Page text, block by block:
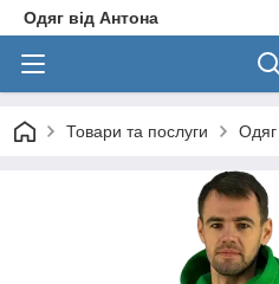
Одяг від Антона
Товари та послуги